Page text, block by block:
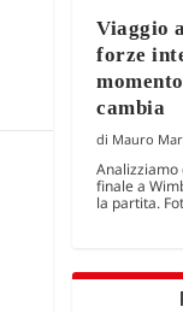
Viaggio
forze
cambia
Mauro
Analizziamo
finale a
la partita.